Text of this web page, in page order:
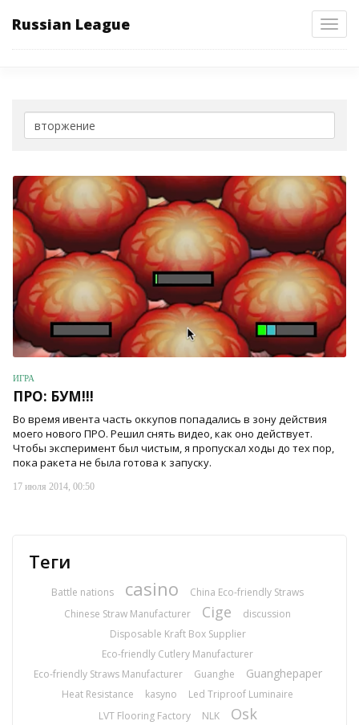
Russian League
ИГРА
ПРО: БУМ!!!
Во время ивента часть оккупов попадались в зону действия
моего нового ПРО. Решил снять видео, как оно действует.
Чтобы эксперимент был чистым, я пропускал ходы до тех пор,
пока ракета не была готова к запуску.
17 июля 2014, 00:50
Теги
Battle nations casino
China Eco-friendly Straws
Chinese Straw Manufacturer
Cige
discussion
Disposable Kraft Box Supplier
Eco-friendly Cutlery Manufacturer
Eco-friendly Straws Manufacturer
Guanghe Guanghepaper
Heat Resistance kasyno
Led Triproof Luminaire
LVT Flooring Factory
NLK Osk